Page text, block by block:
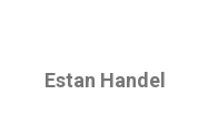
Estan Handel